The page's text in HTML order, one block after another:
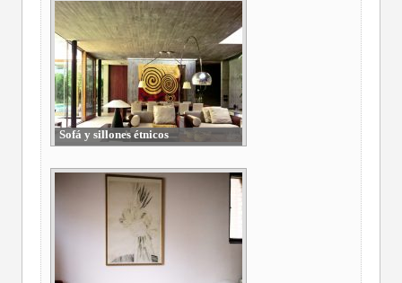
Sofá y sillones étnicos